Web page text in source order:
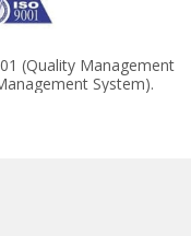
(Quality Management
System).